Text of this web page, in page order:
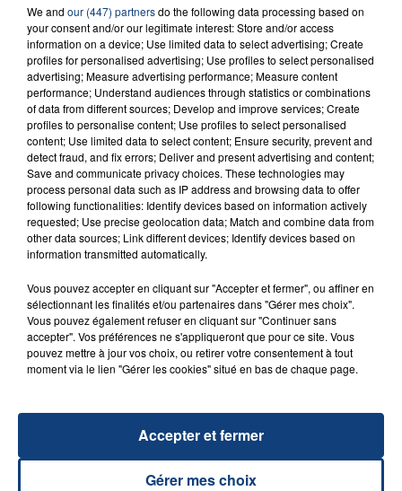
23 juillet 2026
INCENDIE MORTEL À LENS : UNE FEMME ET
SON BÉBÉ ENTRE LA VIE ET LA...
Un homme s'est immolé par le feu après avoir
aspergé sa compagne et leur bébé de trois mois
d'un liquide inflammable.
20 juillet 2026
UNE ADOLESCENTE DEVANT SE FAIRE
La famille a porté plainte contre la clinique qui a
reconnu sa responsabilité et présenté ses
excuses.
TITRES DIFFUSÉS
We and our (447) partnersdo the following data processing based on
your consent and/or our legitimate interest: Store and/or access
information on a device; Use limited data to select advertising; Create
profiles for personalised advertising; Use profiles to select personalised
advertising; Measure advertising performance; Measure content
performance; Understand audiences through statistics or combinations
of data from different sources; Develop and improve services; Create
profiles to personalise content; Use profiles to select personalised
content; Use limited data to select content; Ensure security, prevent and
detect fraud, and fix errors; Deliver and present advertising and content;
Save and communicate privacy choices. These technologies may
process personal data such as IP address and browsing data to offer
following functionalities: Identify devices based on information actively
requested; Use precise geolocation data; Match and combine data from
other data sources; Link different devices; Identify devices based on
information transmitted automatically.
Vous pouvez accepter en cliquant sur "Accepter et fermer", ou affiner en
sélectionnant les finalités et/ou partenaires dans "Gérer mes choix".
Vous pouvez également refuser en cliquant sur "Continuer sans
accepter". Vos préférences ne s'appliqueront que pour ce site. Vous
pouvez mettre à jour vos choix, ou retirer votre consentement à tout
moment via le lien "Gérer les cookies" situé en bas de chaque page.
Gérer mes choix
Accepter et fermer